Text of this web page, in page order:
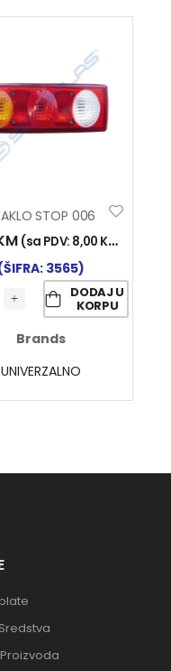
STOP 006
(sa PDV: 8,00 KM
3565)
DODAJ U
KORPU
Brands
UNIVERZALNO